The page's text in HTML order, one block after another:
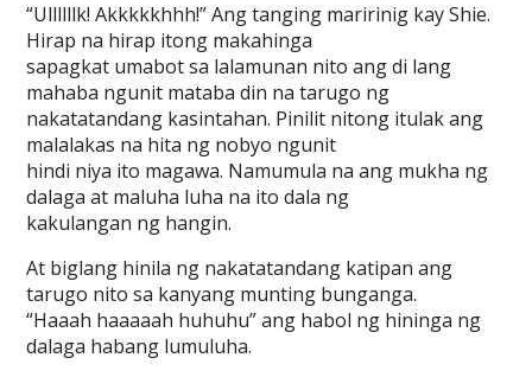
“Ullllllk! Akkkkkhhh!” Ang tanging maririnig kay Shie.
Hirap na hirap itong makahinga
sapagkat umabot sa lalamunan nito ang di lang
mahaba ngunit mataba din na tarugo ng
nakatatandang kasintahan. Pinilit nitong itulak ang
malalakas na hita ng nobyo ngunit
hindi niya ito magawa. Namumula na ang mukha ng
dalaga at maluha luha na ito dala ng
kakulangan ng hangin.
At biglang hinila ng nakatatandang katipan ang
tarugo nito sa kanyang munting bunganga.
“Haaah haaaaah huhuhu” ang habol ng hininga ng
dalaga habang lumuluha.